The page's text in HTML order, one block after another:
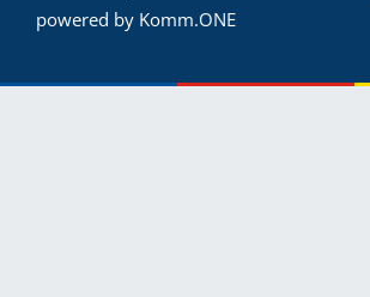
powered by Komm.ONE